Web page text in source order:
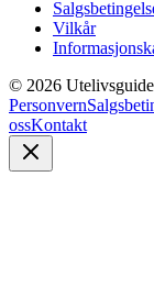
Vilkår
© 2026
Personvern
ossKontakt